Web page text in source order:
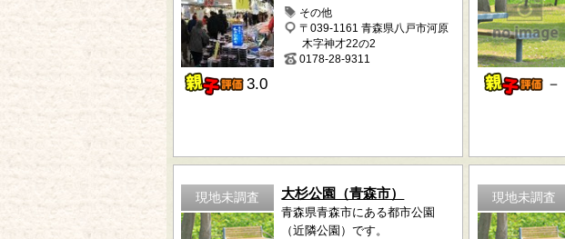
3.0
その他
〒039-1161 青森県八戸市河原
木字神才22の2
0178-28-9311
－
現地未調査 大杉公園（青森市）
青森県青森市にある都市公園
（近隣公園）です。
現地未調査